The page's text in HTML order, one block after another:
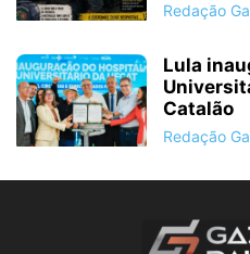
Redação
Lula
Catalão
Redação